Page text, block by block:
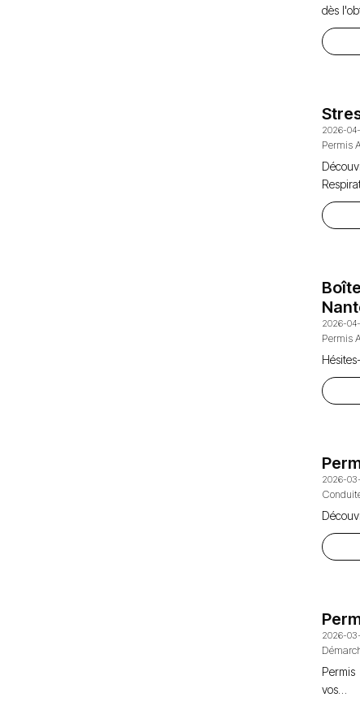
dès
2026-
Permis
2026-
Permis
2026-
2026-
vos…